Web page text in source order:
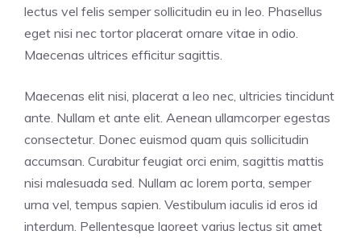
lectus vel felis semper sollicitudin eu in leo. Phasellus
eget nisi nec tortor placerat ornare vitae in odio.
Maecenas ultrices efficitur sagittis.
Maecenas elit nisi, placerat a leo nec, ultricies tincidunt
ante. Nullam et ante elit. Aenean ullamcorper egestas
consectetur. Donec euismod quam quis sollicitudin
accumsan. Curabitur feugiat orci enim, sagittis mattis
nisi malesuada sed. Nullam ac lorem porta, semper
urna vel, tempus sapien. Vestibulum iaculis id eros id
interdum. Pellentesque laoreet varius lectus sit amet